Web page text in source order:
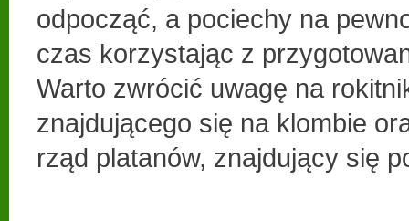
odpocząć, a pociechy na
czas korzystając z
Warto zwrócić uwagę na
znajdującego się na klombie
rząd platanów, znajdujący się